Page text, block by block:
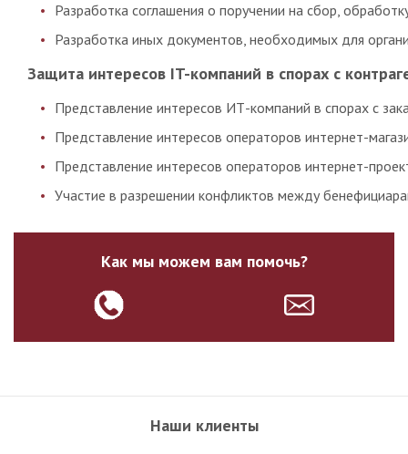
Разработка соглашения о поручении на сбор,
Разработка иных документов, необходимых для
Защита интересов IT-компаний в спорах с
Представление интересов ИТ-компаний в спорах с
Представление интересов операторов интернет-
Представление интересов операторов интернет-
Участие в разрешении конфликтов между
Как мы можем вам помочь?
Наши клиенты